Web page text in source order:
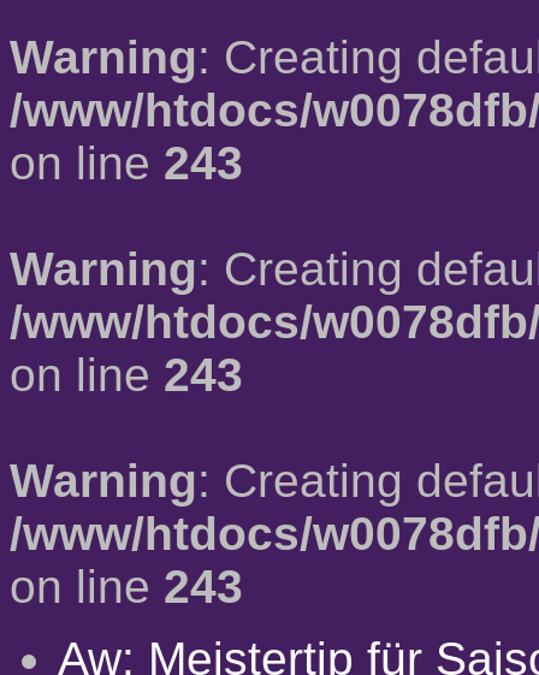
Warning: Creating
/www/htdocs/
on line 243
Warning: Creating
/www/htdocs/
on line 243
Warning: Creating
/www/htdocs/
on line 243
Aw: Meistertip für